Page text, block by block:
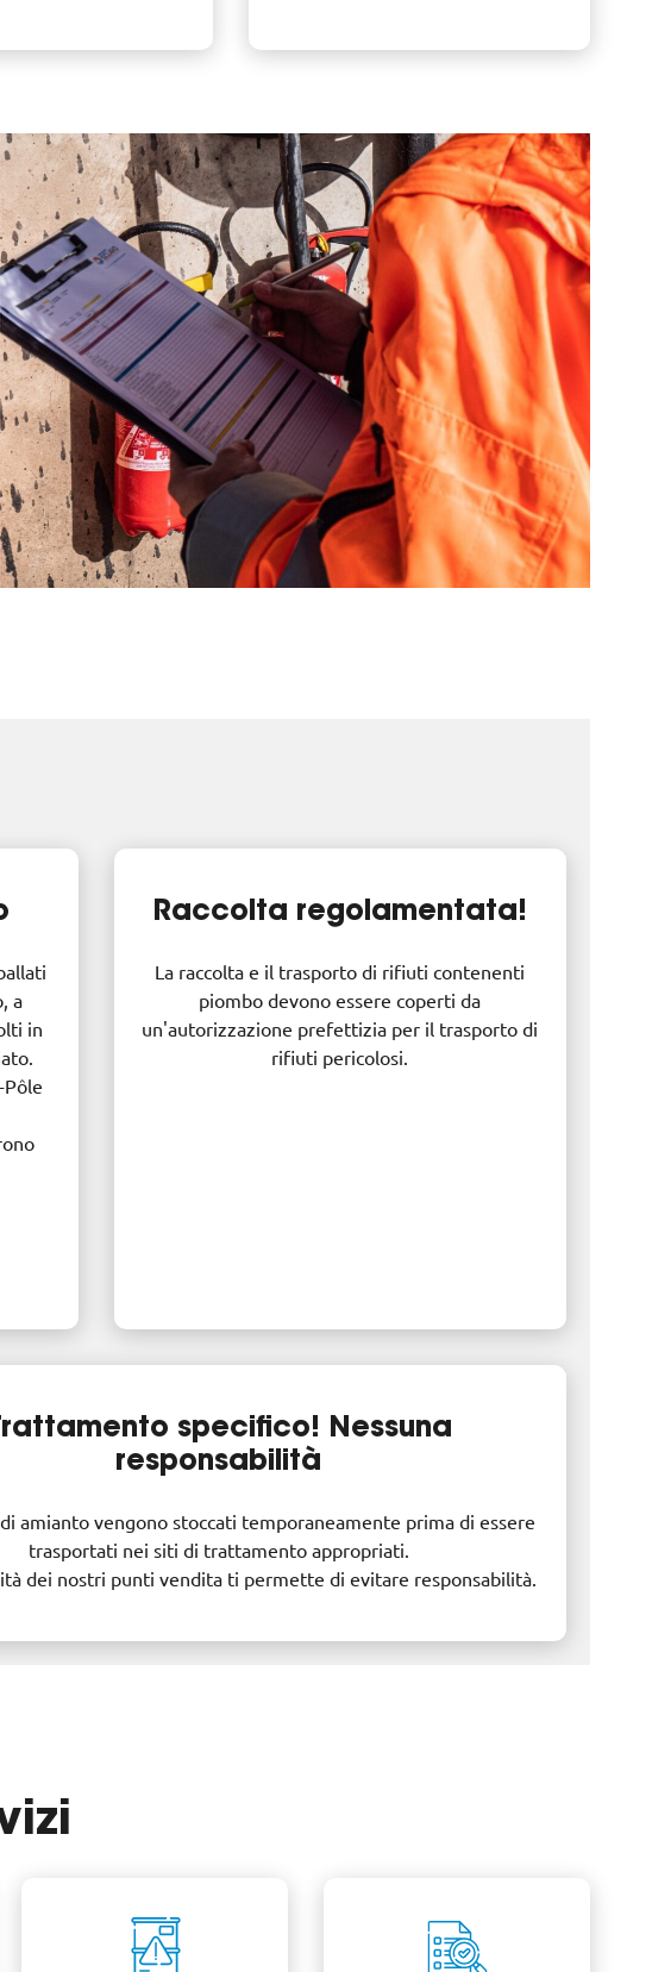
a
in
Pôle
Raccolta regolamentata!
La raccolta e il trasporto di rifiuti contenenti
piombo devono essere coperti da
un'autorizzazione prefettizia per il trasporto di
rifiuti pericolosi.
specifico! Nessuna
responsabilità
amianto vengono stoccati temporaneamente prima di essere
trasportati nei siti di trattamento appropriati.
dei nostri punti vendita ti permette di evitare responsabilità.